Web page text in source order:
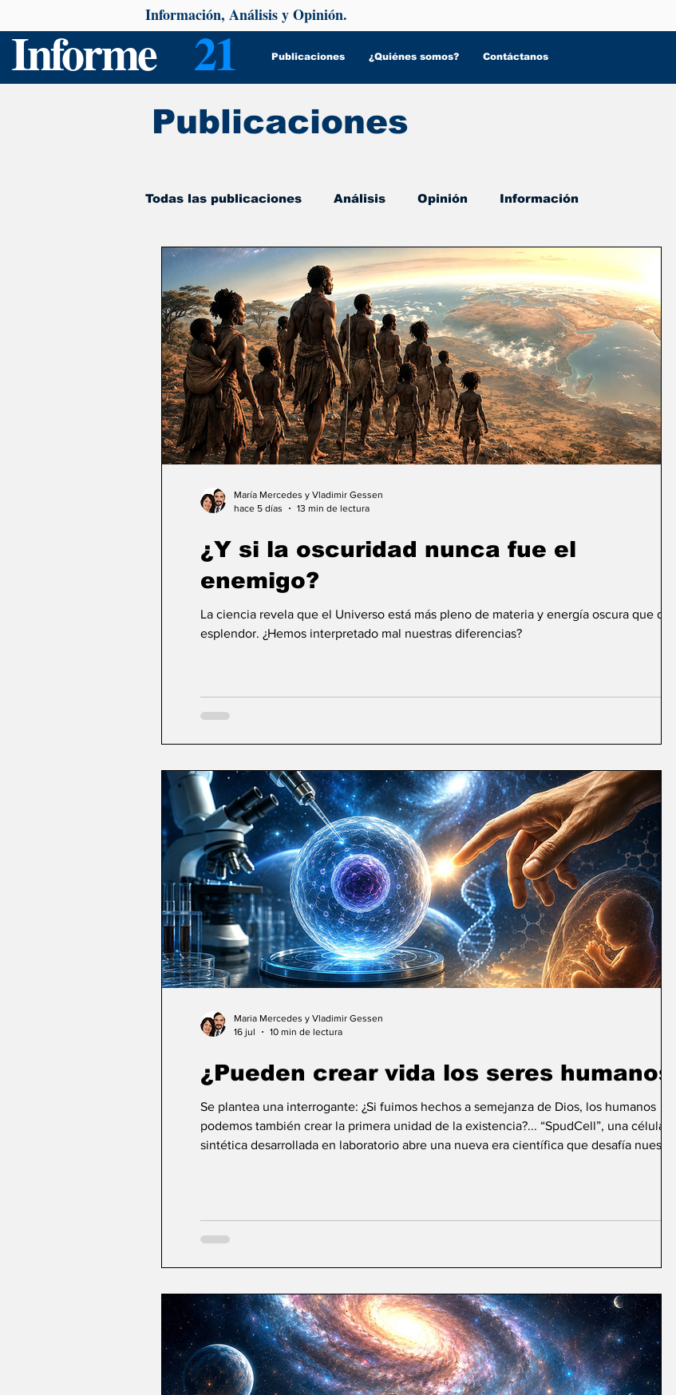
Informe 21 Publicaciones ¿Quiénes somos? Contáctanos
Información, Análisis y Opinión.
Todas las publicaciones Análisis Opinión Información
De interés Psicología y Salud
¿Y si la oscuridad nunca fue el
enemigo?
La ciencia revela que el Universo está más pleno de materia y energía oscura que de
esplendor. ¿Hemos interpretado mal nuestras diferencias?
María Mercedes y Vladimir Gessen
hace 5 días
13 min de lectura
¿Pueden crear vida los seres humanos?
Se plantea una interrogante: ¿Si fuimos hechos a semejanza de Dios, los humanos
podemos también crear la primera unidad de la existencia?... “SpudCell”, una célula
sintética desarrollada en laboratorio abre una nueva era científica que desafía nuestras
Maria Mercedes y Vladimir Gessen
16 jul
10 min de lectura
Publicaciones